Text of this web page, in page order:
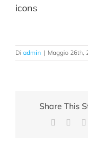
icons
Di admin | Maggio 26th,
Share This
Facebook